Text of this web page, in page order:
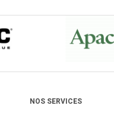
NOS SERVICES